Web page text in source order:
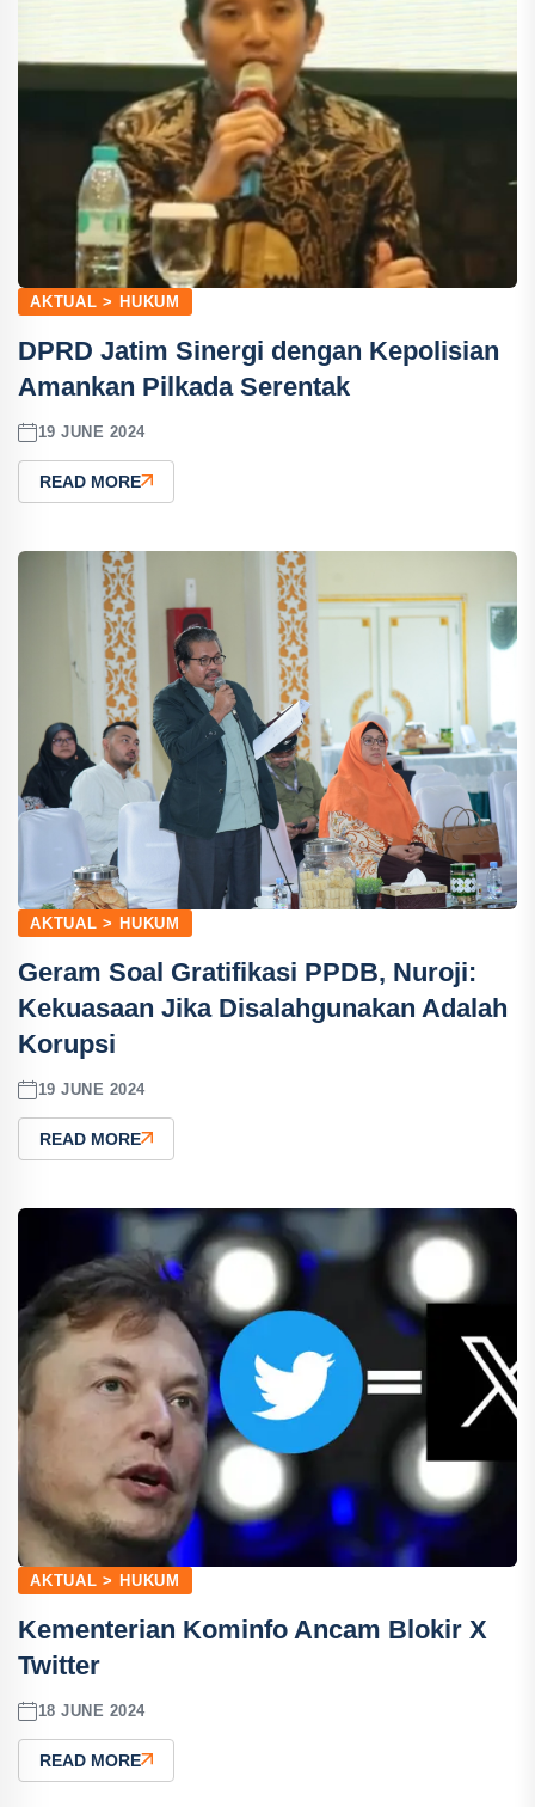
AKTUAL > HUKUM
DPRD Jatim Sinergi dengan Kepolisian
Amankan Pilkada Serentak
19 JUNE 2024
READ MORE
AKTUAL > HUKUM
Geram Soal Gratifikasi PPDB, Nuroji:
Kekuasaan Jika Disalahgunakan Adalah
Korupsi
19 JUNE 2024
READ MORE
AKTUAL > HUKUM
Kementerian Kominfo Ancam Blokir X
Twitter
18 JUNE 2024
READ MORE